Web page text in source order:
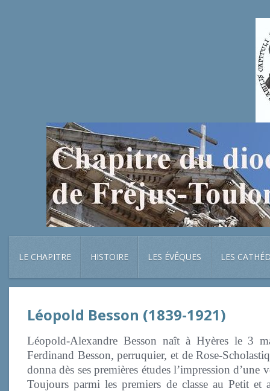
LE CHAPITRE HISTOIRE LES ÉVÊQUES LES
Léopold Besson (1839-1921)
Léopold-Alexandre Besson naît à Hyères le 3
Ferdinand Besson, perruquier, et de Rose-
donna dès ses premières études l’impression d’une
Toujours parmi les premiers de classe au Petit et